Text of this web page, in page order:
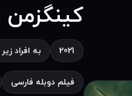
کینگزمن The King's Man 2021
2021 به افراد زیر 17 سال توصیه نمی شود.
فیلم دوبله فارسی